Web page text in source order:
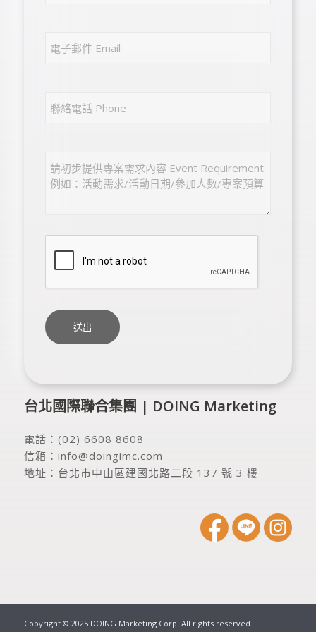
台北國際聯合集團 | DOING Marketing
電話： (02) 6608 8608
信箱： info@doingimc.com
地址： 台北市中山區建國北路二段 137 號 3 樓
Copyright © 2025 DOING Marketing Corp. All rights reserved.